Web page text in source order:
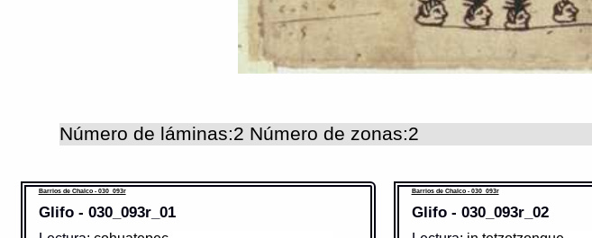
Número de láminas:2 Número de zonas:2
Barrios de Chalco - 030_093r
Glifo - 030_093r_01
Barrios de Chalco - 030_093r
Glifo - 030_093r_02